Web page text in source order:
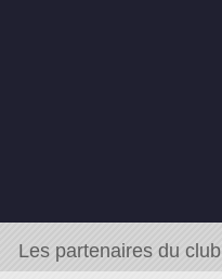
Les partenaires du club